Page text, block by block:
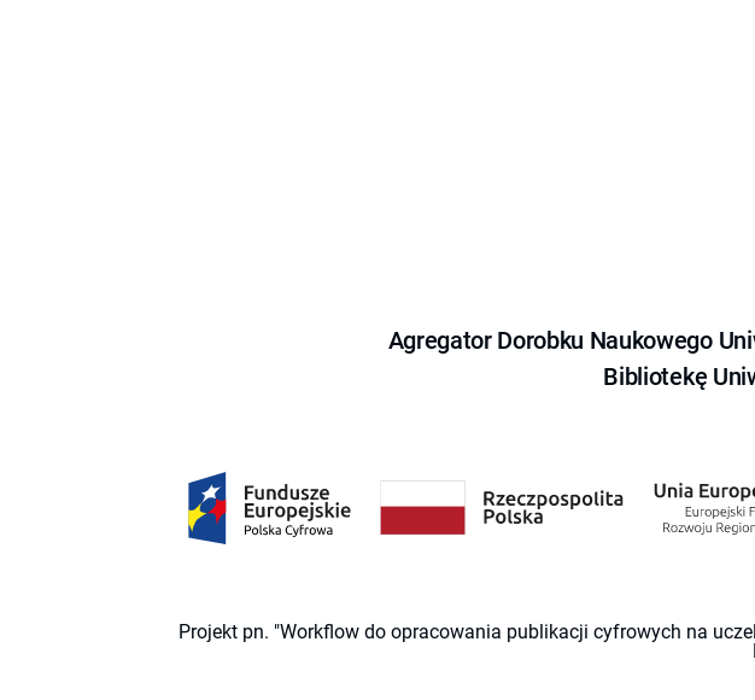
Agregator Dorobku Naukowego
Bibliotekę
Projekt pn. "Workflow do opracowania publikacji cyfrowych na